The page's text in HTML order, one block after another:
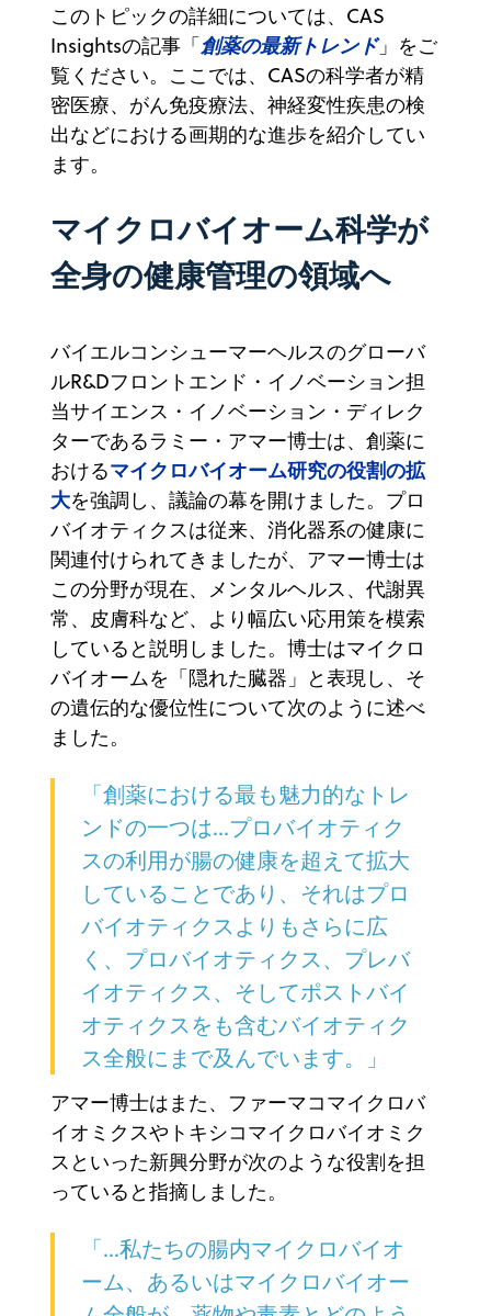
このトピックの詳細については、CAS
Insightsの記事「創薬の最新トレンド」をご
覧ください。ここでは、CASの科学者が精
密医療、がん免疫療法、神経変性疾患の検
出などにおける画期的な進歩を紹介してい
ます。
マイクロバイオーム科学が
全身の健康管理の領域へ
バイエルコンシューマーヘルスのグローバ
ルR&Dフロントエンド・イノベーション担
当サイエンス・イノベーション・ディレク
ターであるラミー・アマー博士は、創薬に
おけるマイクロバイオーム研究の役割の拡
大を強調し、議論の幕を開けました。プロ
バイオティクスは従来、消化器系の健康に
関連付けられてきましたが、アマー博士は
この分野が現在、メンタルヘルス、代謝異
常、皮膚科など、より幅広い応用策を模索
していると説明しました。博士はマイクロ
バイオームを「隠れた臓器」と表現し、そ
の遺伝的な優位性について次のように述べ
ました。
「創薬における最も魅力的なトレ
ンドの一つは...プロバイオティク
スの利用が腸の健康を超えて拡大
していることであり、それはプロ
バイオティクスよりもさらに広
く、プロバイオティクス、プレバ
イオティクス、そしてポストバイ
オティクスをも含むバイオティク
ス全般にまで及んでいます。」
アマー博士はまた、ファーマコマイクロバ
イオミクスやトキシコマイクロバイオミク
スといった新興分野が次のような役割を担
っていると指摘しました。
「…私たちの腸内マイクロバイオ
ーム、あるいはマイクロバイオー